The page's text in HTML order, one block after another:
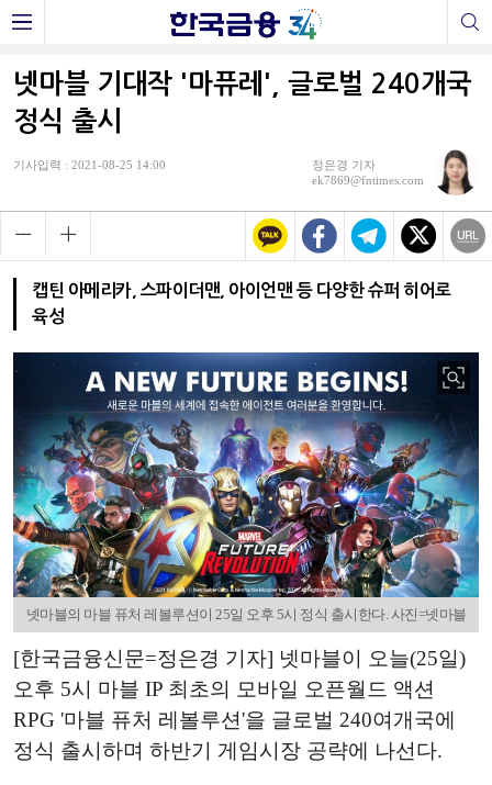
넷마블 기대작 '마퓨레', 글로벌 240개국
정식 출시
기사입력 : 2021-08-25 14:00
정은경 기자
ek7869@fntimes.com
캡틴 아메리카, 스파이더맨, 아이언맨 등 다양한 슈퍼 히어로
육성
넷마블의 마블 퓨처 레볼루션이 25일 오후 5시 정식 출시한다. 사진=넷마블
[한국금융신문=정은경 기자] 넷마블이 오늘(25일)
오후 5시 마블 IP 최초의 모바일 오픈월드 액션
RPG '마블 퓨처 레볼루션'을 글로벌 240여개국에
정식 출시하며 하반기 게임시장 공략에 나선다.